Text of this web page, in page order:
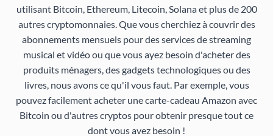
utilisant Bitcoin, Ethereum, Litecoin, Solana et plus de 200
autres cryptomonnaies. Que vous cherchiez à couvrir des
abonnements mensuels pour des services de streaming
musical et vidéo ou que vous ayez besoin d'acheter des
produits ménagers, des gadgets technologiques ou des
livres, nous avons ce qu'il vous faut. Par exemple, vous
pouvez facilement acheter une carte-cadeau Amazon avec
Bitcoin ou d'autres cryptos pour obtenir presque tout ce
dont vous avez besoin !